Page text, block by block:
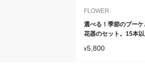
FLOWER
選べる！季節のブーケ
花器のセット。15本
ら、希少なお花を花器
¥5,800